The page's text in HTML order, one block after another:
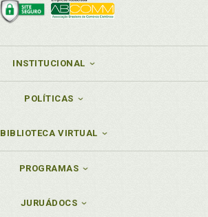
INSTITUCIONAL
POLÍTICAS
BIBLIOTECA VIRTUAL
PROGRAMAS
JURUÁDOCS